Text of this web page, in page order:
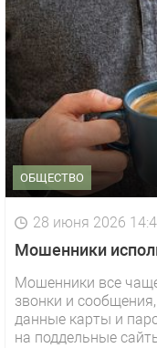
ОБЩЕСТВО
28 июня 2026
Мошенники
Мошенники все
звонки и
данные карты и
на поддельные